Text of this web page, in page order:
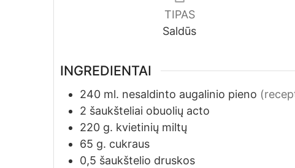
TIPAS
Saldūs
INGREDIENTAI
240 ml. nesaldinto augalinio pieno
2 šaukšteliai obuolių acto
220 g. kvietinių miltų
65 g. cukraus
0,5 šaukštelio druskos